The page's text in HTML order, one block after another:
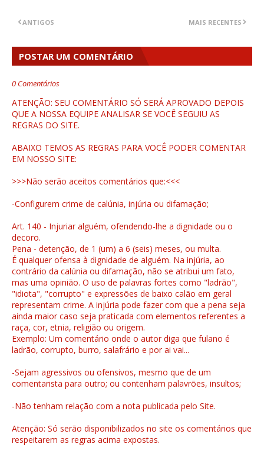
MAIS RECENTES
ANTIGOS
POSTAR UM COMENTÁRIO
0 Comentários
ATENÇÃO: SEU COMENTÁRIO SÓ SERÁ APROVADO DEPOIS
QUE A NOSSA EQUIPE ANALISAR SE VOCÊ SEGUIU AS
REGRAS DO SITE.
ABAIXO TEMOS AS REGRAS PARA VOCÊ PODER COMENTAR
EM NOSSO SITE:
>>>Não serão aceitos comentários que:<<<
-Configurem crime de calúnia, injúria ou difamação;
Art. 140 - Injuriar alguém, ofendendo-lhe a dignidade ou o
decoro.
Pena - detenção, de 1 (um) a 6 (seis) meses, ou multa.
É qualquer ofensa à dignidade de alguém. Na injúria, ao
contrário da calúnia ou difamação, não se atribui um fato,
mas uma opinião. O uso de palavras fortes como "ladrão",
"idiota", "corrupto" e expressões de baixo calão em geral
representam crime. A injúria pode fazer com que a pena seja
ainda maior caso seja praticada com elementos referentes a
raça, cor, etnia, religião ou origem.
Exemplo: Um comentário onde o autor diga que fulano é
ladrão, corrupto, burro, salafrário e por ai vai...
-Sejam agressivos ou ofensivos, mesmo que de um
comentarista para outro; ou contenham palavrões, insultos;
-Não tenham relação com a nota publicada pelo Site.
Atenção: Só serão disponibilizados no site os comentários que
respeitarem as regras acima expostas.